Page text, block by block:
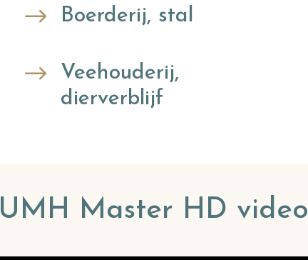
$ Boerderij, stal
$
Veehouderij,
dierverblijf
UMH Master HD video